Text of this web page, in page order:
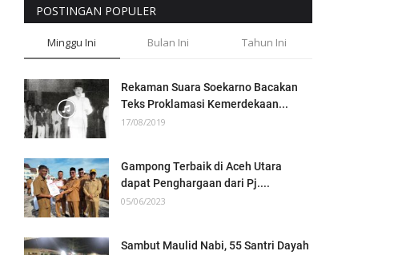
POSTINGAN POPULER
Minggu Ini Bulan Ini Tahun Ini
Rekaman Suara Soekarno Bacakan
Teks Proklamasi Kemerdekaan...
17/08/2019
Gampong Terbaik di Aceh Utara
dapat Penghargaan dari Pj....
05/06/2023
Sambut Maulid Nabi, 55 Santri Dayah